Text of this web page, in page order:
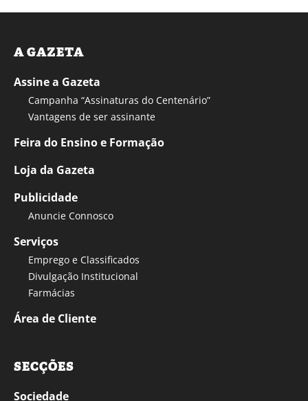
A GAZETA
Assine a Gazeta
Campanha “Assinaturas do Centenário”
Vantagens de ser assinante
Feira do Ensino e Formação
Loja da Gazeta
Publicidade
Anuncie Connosco
Serviços
Emprego e Classificados
Divulgação Institucional
Farmácias
Área de Cliente
SECÇÕES
Sociedade